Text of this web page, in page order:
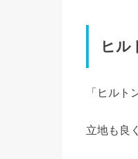
ヒル
「ヒル
立地も良